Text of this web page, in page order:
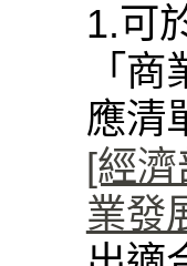
1.可
「
應清
[經
業發